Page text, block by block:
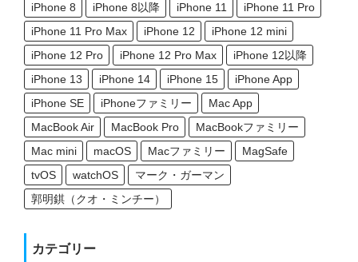
iPhone 8
iPhone 8以降 iPhone 11
iPhone 11 Pro
iPhone 11 Pro Max
iPhone 12
iPhone 12 mini
iPhone 12 Pro
iPhone 12 Pro Max
iPhone 12以降
iPhone 13
iPhone 14 iPhone 15
iPhone App
iPhone SE
iPhoneファミリー
Mac App
MacBook Air
MacBook Pro
MacBookファミリー
Mac mini
macOS Macファミリー
MagSafe
tvOS
watchOS
マーク・ガーマン
郭明錤（クオ・ミンチー）
カテゴリー